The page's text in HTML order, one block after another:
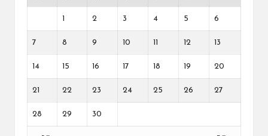
2 3 4 5 6
7 8 9 10 12 13
14 15 16 17 18 19 20
21 22 23 24 25 26 27
28 29 30